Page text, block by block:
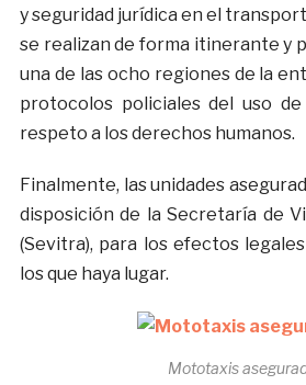
y seguridad jurídica en el
se realizan de forma itinerante y
una de las ocho regiones de la
protocolos policiales del uso
respeto a los derechos humanos.
Finalmente, las unidades
disposición de la Secretaría de
(Sevitra), para los efectos
los que haya lugar.
Mototaxis